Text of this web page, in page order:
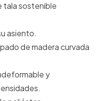
tala sostenible
asiento.
de madera curvada
y